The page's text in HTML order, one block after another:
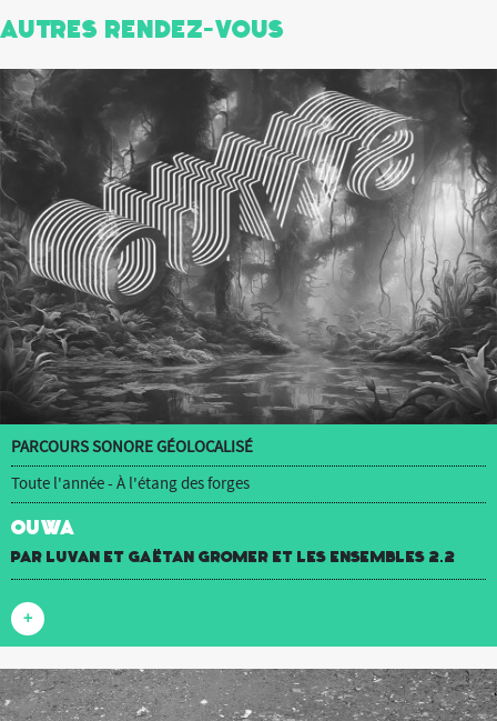
Autres Rendez-Vous
PARCOURS SONORE GÉOLOCALISÉ
Toute l'année - À l'étang des forges
OUWA
par luvan et Gaëtan Gromer et Les Ensembles 2.2
+